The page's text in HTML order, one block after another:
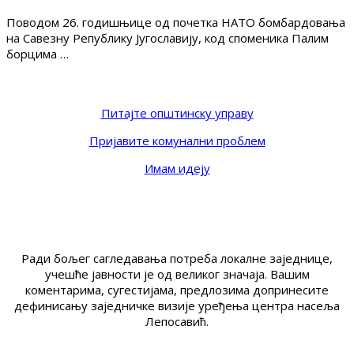
Поводом 26. годишњице од почетка НАТО бомбардовања
на Савезну Републику Југославију, код споменика Палим
борцима …
Питајте општинску управу
Пријавите комунални проблем
Имам идеју
Ради бољег сагледавања потреба локалне заједнице,
учешће јавности је од великог значаја. Вашим
коментарима, сугестијама, предлозима допринесите
дефинисању заједничке визије уређења центра насеља
Лепосавић.